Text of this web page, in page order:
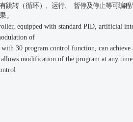
跳转（循环 ） 、运行、 暂停及停止等可编程/
。
equipped with standard PID, artificial
of
30 program control function, can
allows modification of the program at any